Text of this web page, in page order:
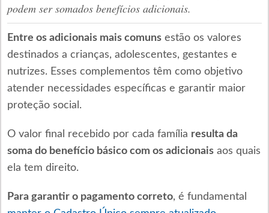
podem ser somados benefícios adicionais.
Entre os adicionais mais comunsestão os valores
destinados a crianças, adolescentes, gestantes e
nutrizes. Esses complementos têm como objetivo
atender necessidades específicas e garantir maior
proteção social.
O valor final recebido por cada família resulta da
soma do benefício básico com os adicionaisaos quais
ela tem direito.
Para garantir o pagamento correto, é fundamental